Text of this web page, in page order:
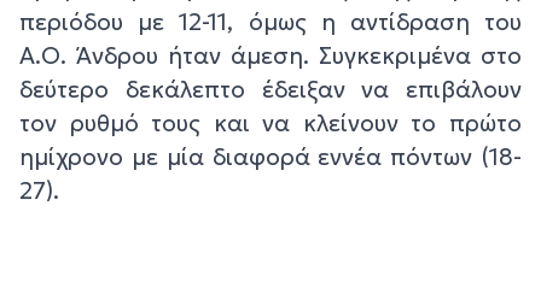
περιόδου με 12-11, όμως η αντίδραση του
Α.Ο. Άνδρου ήταν άμεση. Συγκεκριμένα στο
δεύτερο δεκάλεπτο έδειξαν να επιβάλουν
τον ρυθμό τους και να κλείνουν το πρώτο
ημίχρονο με μία διαφορά εννέα πόντων (18-
27).